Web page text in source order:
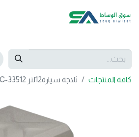
كافة المنتجات ثلاجة سيارة12لتر DLC-33512